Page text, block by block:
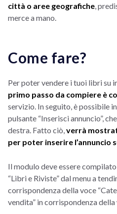
città o aree geografiche ,
merce a mano.
Come fare?
Per poter vendere i tuoi libri su
primo passo da compiere è
servizio. In seguito, è possibile
pulsante “Inserisci annuncio”,
destra. Fatto ciò, verrà
per poter inserire l’annuncio
Il modulo deve essere
“Libri e Riviste” dal menu a
corrispondenza della voce
vendita” in corrispondenza della